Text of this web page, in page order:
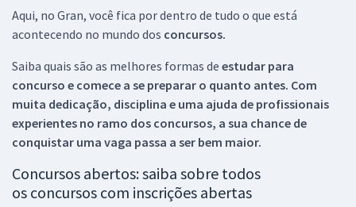
Aqui, no Gran, você fica por dentro de tudo o que está
acontecendo no mundo dos concursos.
Saiba quais são as melhores formas de estudar para
concurso e comece a se preparar o quanto antes. Com
muita dedicação, disciplina e uma ajuda de profissionais
experientes no ramo dos concursos, a sua chance de
conquistar uma vaga passa a ser bem maior.
Concursos abertos: saiba sobre todos
os concursos com inscrições abertas